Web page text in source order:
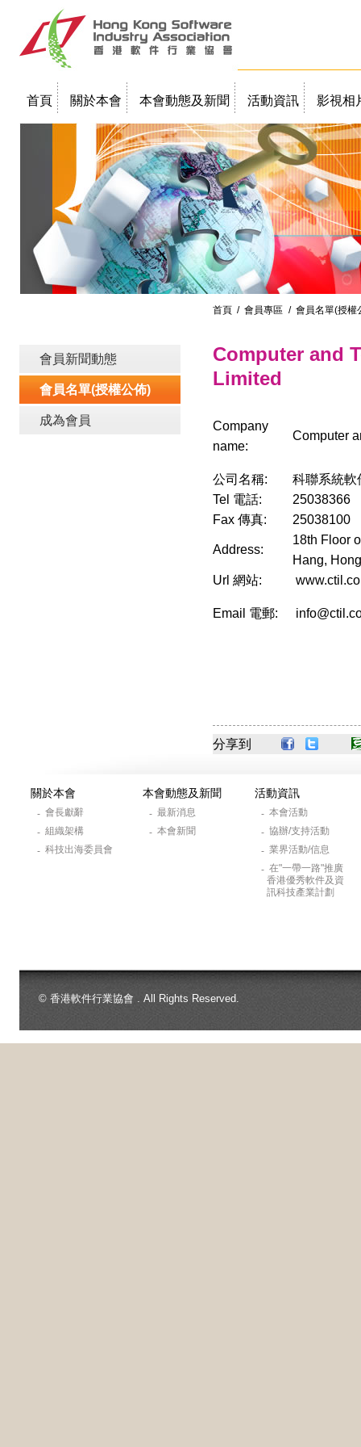
首頁 關於本會 本會動態及新聞 活動資訊 影視相
教學簡報
首頁 / 會員專區 / 會員名單(授權
會員新聞動態
會員名單(授權公佈)
成為會員
Computer and
Limited
Company
name:
Computer
公司名稱:
科聯系統軟
Tel 電話:
25038366
Fax 傳真:
25038100
Address:
18th Floor
Hang,
Url 網站:
Email 電郵:
分享到
關於本會
- 會長獻辭
- 組織架構
- 科技出海委員會
本會動態及新聞
- 最新消息
- 本會新聞
活動資訊
- 本會活動
- 協辦/支持活動
- 業界活動/信息
- 在"一帶一路"推廣
香港優秀軟件及資
訊科技產業計劃
© 香港軟件行業協會 . All Rights Reserved.